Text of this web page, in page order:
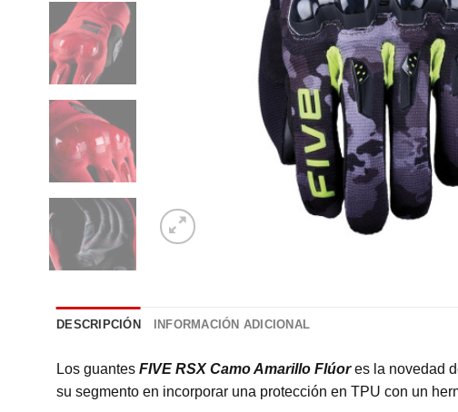
DESCRIPCIÓN INFORMACIÓN ADICIONAL
Los guantes FIVE RSX Camo Amarillo Flúores la novedad
su segmento en incorporar una protección en TPU con un